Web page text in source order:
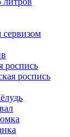
роспись
роспись